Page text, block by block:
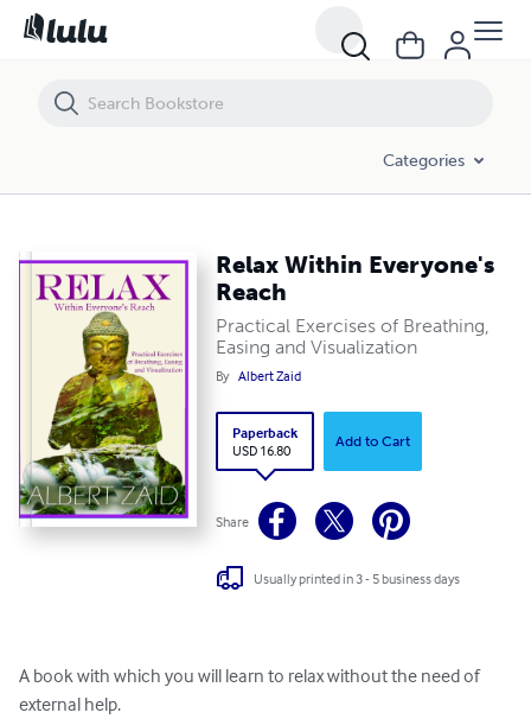
Categories
Relax Within Everyone's
Reach
Practical Exercises of Breathing,
Easing and Visualization
By Albert Zaid
Paperback
USD 16.80
Add to Cart
Share
Usually printed in 3 - 5 business days
A book with which you will learn to relax without the need of
external help.
Relax Within Everyone's Reach